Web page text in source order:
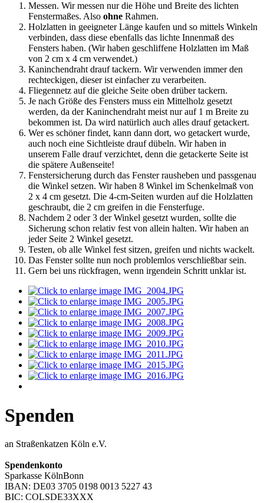
Messen. Wir messen nur die Höhe und Breite des lichten
Fenstermaßes. Also ohne Rahmen.
Holzlatten in geeigneter Länge kaufen und so mittels Winkeln
verbinden, dass diese ebenfalls das lichte Innenmaß des
Fensters haben. (Wir haben geschliffene Holzlatten im Maß
von 2 cm x 4 cm verwendet.)
Kaninchendraht drauf tackern. Wir verwenden immer den
rechteckigen, dieser ist einfacher zu verarbeiten.
Fliegennetz auf die gleiche Seite oben drüber tackern.
Je nach Größe des Fensters muss ein Mittelholz gesetzt
werden, da der Kaninchendraht meist nur auf 1 m Breite zu
bekommen ist. Da wird natürlich auch alles drauf getackert.
Wer es schöner findet, kann dann dort, wo getackert wurde,
auch noch eine Sichtleiste drauf dübeln. Wir haben in
unserem Falle drauf verzichtet, denn die getackerte Seite ist
die spätere Außenseite!
Fenstersicherung durch das Fenster rausheben und passgenau
die Winkel setzen. Wir haben 8 Winkel im Schenkelmaß von
2 x 4 cm gesetzt. Die 4-cm-Seiten wurden auf die Holzlatten
geschraubt, die 2 cm greifen in die Fensterfuge.
Nachdem 2 oder 3 der Winkel gesetzt wurden, sollte die
Sicherung schon relativ fest von allein halten. Wir haben an
jeder Seite 2 Winkel gesetzt.
Testen, ob alle Winkel fest sitzen, greifen und nichts wackelt.
Das Fenster sollte nun noch problemlos verschließbar sein.
Gern bei uns rückfragen, wenn irgendein Schritt unklar ist.
Spenden
an Straßenkatzen Köln e.V.
Spendenkonto
Sparkasse KölnBonn
IBAN: DE03 3705 0198 0013 5227 43
BIC: COLSDE33XXX